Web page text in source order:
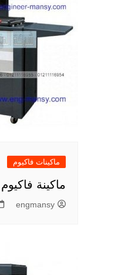
ماكينات فاكيوم
ماكينة
engmansy